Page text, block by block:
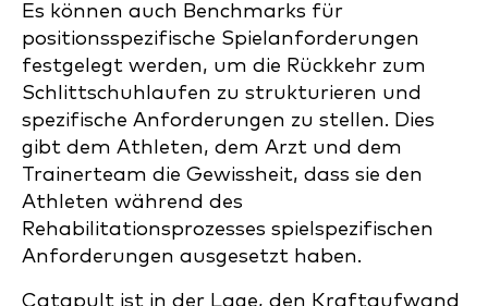
Es können auch Benchmarks für
positionsspezifische Spielanforderungen
festgelegt werden, um die Rückkehr zum
Schlittschuhlaufen zu strukturieren und
spezifische Anforderungen zu stellen. Dies
gibt dem Athleten, dem Arzt und dem
Trainerteam die Gewissheit, dass sie den
Athleten während des
Rehabilitationsprozesses spielspezifischen
Anforderungen ausgesetzt haben.
Catapult ist in der Lage, den Kraftaufwand